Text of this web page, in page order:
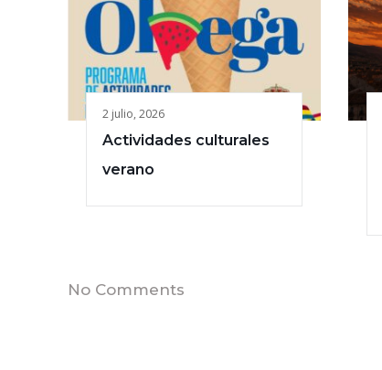
2 julio, 2026
Actividades culturales
verano
No Comments